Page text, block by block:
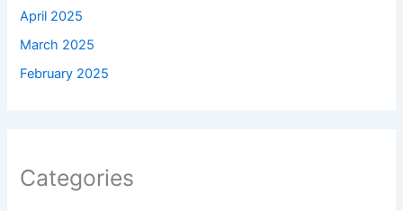
April 2025
March 2025
February 2025
Categories